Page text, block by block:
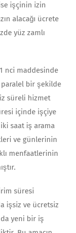
işçinin izin
alacağı ücrete
yüz zamlı
nci maddesinde
bir şekilde
süreli hizmet
içinde işçiye
saat iş arama
ve günlerinin
menfaatlerinin
süresi
işsiz ve ücretsiz
yeni bir iş